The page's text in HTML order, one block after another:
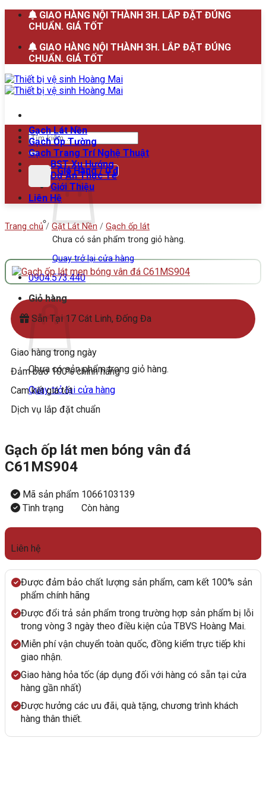
dung
GIAO HÀNG NỘI THÀNH 3H. LẮP ĐẶT ĐÚNG
CHUẨN. GIÁ TỐT
GIAO HÀNG NỘI THÀNH 3H. LẮP ĐẶT ĐÚNG
CHUẨN. GIÁ TỐT
Tìm
kiếm:
Giỏ Hàng /0₫
Chưa có sản phẩm trong giỏ hàng.
Quay trở lại cửa hàng
0904.573.440
Giỏ hàng
Chưa có sản phẩm trong giỏ hàng.
Quay trở lại cửa hàng
Gạch Lát Nền
Gạch Ốp Tường
Gạch Trang Trí Nghệ Thuật
BST Xu Hướng
Dự Án Thực Tế
Giới Thiệu
Liên Hệ
Trang chủ / Gặt Lát Nền / Gạch ốp lát
Sẵn Tại 17 Cát Linh, Đống Đa
Giao hàng trong ngày
Đảm bảo 100% chính hãng
Cam kết giá tốt
Dịch vụ lắp đặt chuẩn
Gạch ốp lát men bóng vân đá
C61MS904
Mã sản phẩm 1066103139
Tình trạng
Còn hàng
Liên hệ
Được đảm bảo chất lượng sản phẩm, cam kết 100% sản
phẩm chính hãng
Được đổi trả sản phẩm trong trường hợp sản phẩm bị lỗi
trong vòng 3 ngày theo điều kiện của TBVS Hoàng Mai.
Miễn phí vận chuyển toàn quốc, đồng kiểm trực tiếp khi
giao nhận.
Giao hàng hỏa tốc (áp dụng đối với hàng có sẵn tại cửa
hàng gần nhất)
Được hưởng các ưu đãi, quà tặng, chương trình khách
hàng thân thiết.